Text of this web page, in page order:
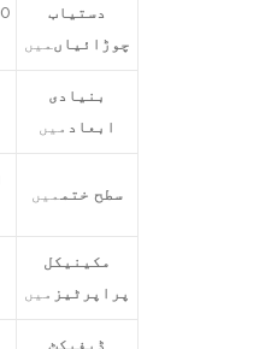
دستیاب
چوڑائیاںمیں
بنیادی
ابعاد میں
سطح ختممیں
مکینیکل
پراپرٹیز میں